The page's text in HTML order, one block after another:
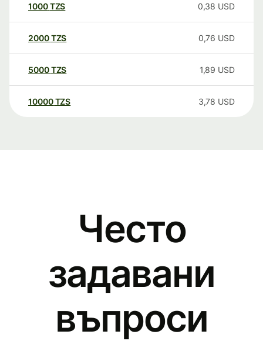
1000TZS 0,38 USD
2000TZS 0,76 USD
5000TZS 1,89 USD
10000 TZS 3,78 USD
Често
задавани
въпроси